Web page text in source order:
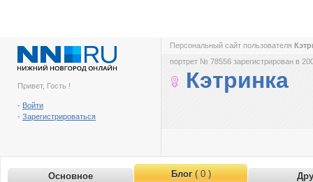
Привет, Гость !
- Войти
- Зарегистрироваться
Персональный сайт пользователя
портрет № 78556 зарегистрирован в
Кэтринка
Основное Блог( 0 )